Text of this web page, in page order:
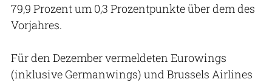
79,9 Prozent um 0,3 Prozentpunkte über dem des
Vorjahres.
Für den Dezember vermeldeten Eurowings
(inklusive Germanwings) und Brussels Airlines